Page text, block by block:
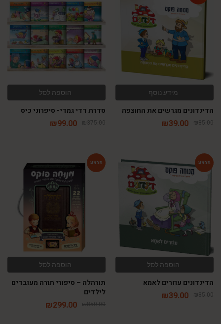
מידע נוסף
הדינדונים מגרשים את החוצפה
₪85.00
₪39.00
הוספה לסל
סדרת דדי גמדי- סיפרוני כיס
₪375.00
₪99.00
הוספה לסל
הדינדונים עוזרים לאמא
₪85.00
₪39.00
הוספה לסל
תורהלה – סיפורי תורה מעובדים
לילדים
₪850.00
₪299.00